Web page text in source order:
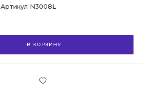
Артикул N3008L
В КОРЗИНУ